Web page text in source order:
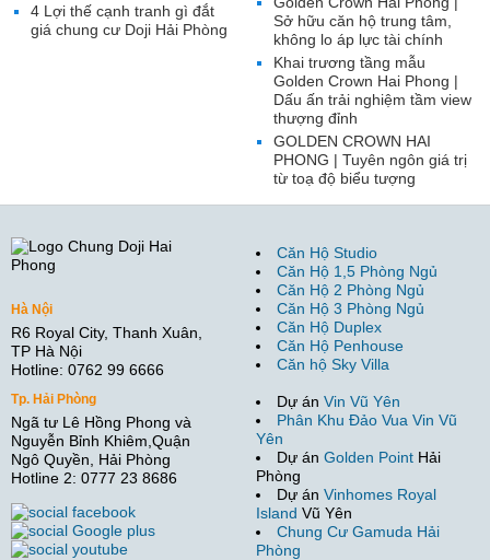
Sở hữu căn hộ trung tâm,
không lo áp lực tài chính
Khai trương tầng mẫu
Golden Crown Hai Phong |
Dấu ấn trải nghiệm tầm view
thượng đỉnh
GOLDEN CROWN HAI
PHONG | Tuyên ngôn giá trị
từ toạ độ biểu tượng
4 Lợi thế cạnh tranh gì đắt
giá chung cư Doji Hải Phòng
Hà Nội
R6 Royal City, Thanh Xuân,
TP Hà Nội
Hotline: 0762 99 6666
Tp. Hải Phòng
Ngã tư Lê Hồng Phong và
Nguyễn Bỉnh Khiêm,Quận
Ngô Quyền, Hải Phòng
Hotline 2: 0777 23 8686
Căn Hộ Studio
Căn Hộ 1,5 Phòng Ngủ
Căn Hộ 2 Phòng Ngủ
Căn Hộ 3 Phòng Ngủ
Căn Hộ Duplex
Căn Hộ Penhouse
Căn hộ Sky Villa
Dự án Vin Vũ Yên
Phân Khu Đảo Vua Vin Vũ
Yên
Dự án Golden Point Hải
Phòng
Dự án Vinhomes Royal
Island Vũ Yên
Chung Cư Gamuda Hải
Phòng